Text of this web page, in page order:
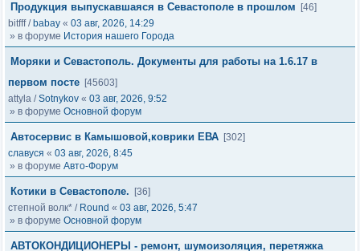
Продукция выпускавшаяся в Севастополе в прошлом
[46]
bitfff/ babay « 03 авг, 2026, 14:29
» в форуме История нашего Города
Моряки и Севастополь. Документы для работы на 1.6.17 в
первом посте [45603]
attyla /Sotnykov « 03 авг, 2026, 9:52
» в форуме Основной форум
Автосервис в Камышовой,коврики ЕВА [302]
славуся « 03 авг, 2026, 8:45
» в форуме Авто-Форум
Котики в Севастополе.
[36]
степной волк* / Round « 03 авг, 2026, 5:47
» в форуме Основной форум
АВТОКОНДИЦИОНЕРЫ - ремонт, шумоизоляция, перетяжка